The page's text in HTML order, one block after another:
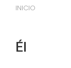
INICIO
Él